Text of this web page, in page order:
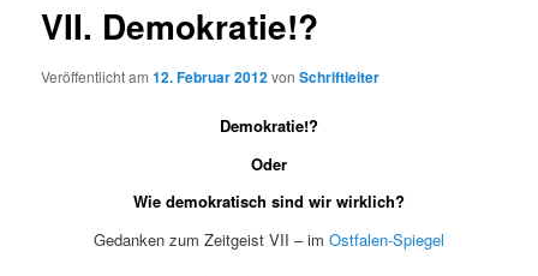
VII. Demokratie!?
Veröffentlicht am12. Februar 2012vonSchriftleiter
Demokratie!?
Oder
Wie demokratisch sind wir wirklich?
Gedanken zum Zeitgeist VII – im Ostfalen-Spiegel